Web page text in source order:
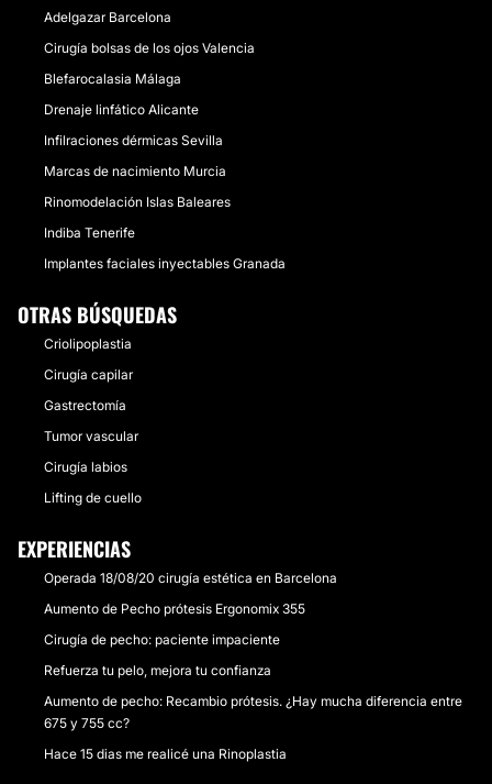
Adelgazar Barcelona
Cirugía bolsas de los ojos Valencia
Blefarocalasia Málaga
Drenaje linfático Alicante
Infilraciones dérmicas Sevilla
Marcas de nacimiento Murcia
Rinomodelación Islas Baleares
Indiba Tenerife
Implantes faciales inyectables Granada
OTRAS BÚSQUEDAS
Criolipoplastia
Cirugía capilar
Gastrectomía
Tumor vascular
Cirugía labios
Lifting de cuello
EXPERIENCIAS
Operada 18/08/20 cirugía estética en Barcelona
Aumento de Pecho prótesis Ergonomix 355
Cirugía de pecho: paciente impaciente
Refuerza tu pelo, mejora tu confianza
Aumento de pecho: Recambio prótesis. ¿Hay mucha diferencia entre
675 y 755 cc?
Hace 15 dias me realicé una Rinoplastia